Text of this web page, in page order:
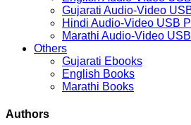
Gujarati Audio-Video
Hindi Audio-Video USB
Marathi Audio-Video
Others
Gujarati Ebooks
English Books
Marathi Books
Authors